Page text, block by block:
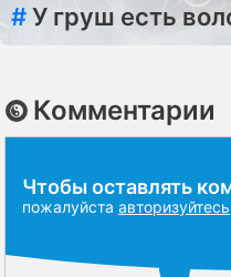
#У груш есть
Комментарии
Чтобы оставлять
пожалуйста авторизуйтесь